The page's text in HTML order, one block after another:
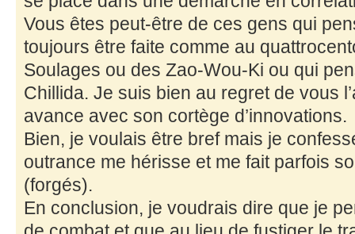
Vous êtes peut-être de ces gens qui
toujours être faite comme au
Soulages ou des Zao-Wou-Ki ou qui
Chillida. Je suis bien au regret de vous
avance avec son cortège d’innovations.
Bien, je voulais être bref mais je
outrance me hérisse et me fait parfois
(forgés).
En conclusion, je voudrais dire que je